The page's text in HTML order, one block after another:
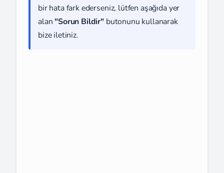
bir hata fark ederseniz, lütfen aşağıda yer
alan "Sorun Bildir" butonunu kullanarak
bize iletiniz.